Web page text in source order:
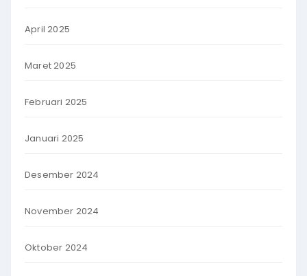
April 2025
Maret 2025
Februari 2025
Januari 2025
Desember 2024
November 2024
Oktober 2024